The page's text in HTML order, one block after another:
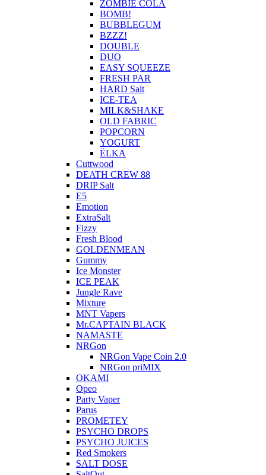
ZOMBIE COLA
BOMB!
BUBBLEGUM
BZZZ!
DOUBLE
DUO
EASY SQUEEZE
FRESH PAR
HARD Salt
ICE-TEA
MILK&SHAKE
OLD FABRIC
POPCORN
YOGURT
ЁLKA
Cuttwood
DEATH CREW 88
DRIP Salt
E5
Emotion
ExtraSalt
Fizzy
Fresh Blood
GOLDENMEAN
Gummy
Ice Monster
ICE PEAK
Jungle Rave
Mixture
MNT Vapers
Mr.CAPTAIN BLACK
NAMASTE
NRGon
NRGon Vape Coin 2.0
NRGon priMIX
OKAMI
Opeo
Party Vaper
Parus
PROMETEY
PSYCHO DROPS
PSYCHO JUICES
Red Smokers
SALT DOSE